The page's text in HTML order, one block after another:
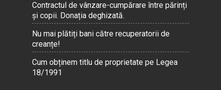
Contractul de vânzare-cumpărare între părinți
și copii. Donația deghizată.
Nu mai plătiți bani către recuperatorii de
creanțe!
Cum obținem titlu de proprietate pe Legea
18/1991